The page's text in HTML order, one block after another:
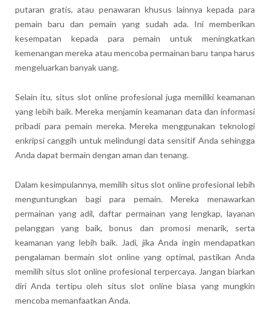
putaran gratis, atau penawaran khusus lainnya kepada para
pemain baru dan pemain yang sudah ada. Ini memberikan
kesempatan kepada para pemain untuk meningkatkan
kemenangan mereka atau mencoba permainan baru tanpa harus
mengeluarkan banyak uang.
Selain itu, situs slot online profesional juga memiliki keamanan
yang lebih baik. Mereka menjamin keamanan data dan informasi
pribadi para pemain mereka. Mereka menggunakan teknologi
enkripsi canggih untuk melindungi data sensitif Anda sehingga
Anda dapat bermain dengan aman dan tenang.
Dalam kesimpulannya, memilih situs slot online profesional lebih
menguntungkan bagi para pemain. Mereka menawarkan
permainan yang adil, daftar permainan yang lengkap, layanan
pelanggan yang baik, bonus dan promosi menarik, serta
keamanan yang lebih baik. Jadi, jika Anda ingin mendapatkan
pengalaman bermain slot online yang optimal, pastikan Anda
memilih situs slot online profesional terpercaya. Jangan biarkan
diri Anda tertipu oleh situs slot online biasa yang mungkin
mencoba memanfaatkan Anda.